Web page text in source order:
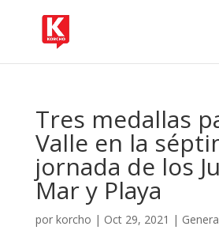
Tres medallas
Valle en la
jornada de los
Mar y Playa
por korcho | Oct 29, 2021 |